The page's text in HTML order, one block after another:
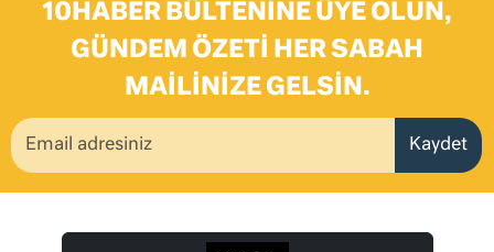
10HABER BÜLTENINE ÜYE OLUN,
GÜNDEM ÖZETI HER SABAH
MAILINIZE GELSIN.
Kaydet